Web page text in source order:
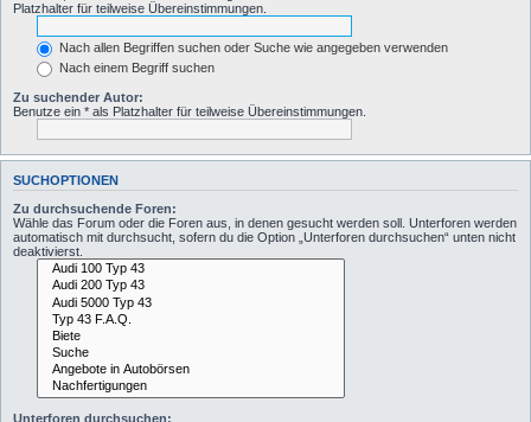
Platzhalter für teilweise Übereinstimmungen.
Nach allen Begriffen suchen oder Suche wie angegeben verwenden
Nach einem Begriff suchen
Zu suchender Autor:
Benutze ein * als Platzhalter für teilweise Übereinstimmungen.
SUCHOPTIONEN
Zu durchsuchende Foren:
Wähle das Forum oder die Foren aus, in denen gesucht werden soll. Unterforen werden
automatisch mit durchsucht, sofern du die Option „Unterforen durchsuchen“ unten nicht
deaktivierst.
Unterforen durchsuchen: